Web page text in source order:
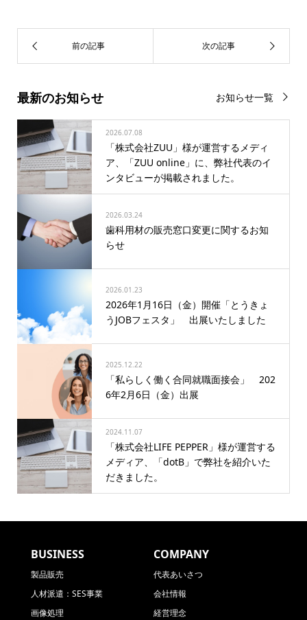
最新のお知らせ お知らせ一覧
2026.07.08
「株式会社ZUU」様が運営するメディ
ア、「ZUU online」に、弊社代表のイ
ンタビューが掲載されました。
2026.03.24
歯科用材の販売窓口変更に関するお知
らせ
2026.01.23
2026年1月16日（金）開催「とうきょ
うJOBフェスタ」 出展いたしました
2025.12.22
「私らしく働く合同就職面接会」 202
6年2月6日（金）出展
2024.11.07
「株式会社LIFE PEPPER」様が運営する
メディア、「dotB」で弊社を紹介いた
だきました。
BUSINESS
製品販売
人材派遣：SES事業
画像処理
COMPANY
代表あいさつ
会社情報
経営理念